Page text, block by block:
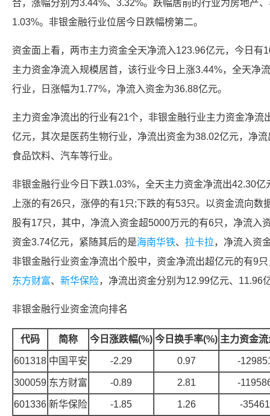
合，涨幅分别为3.44%、3.32%。跌幅居前的行业为房地产、
1.03%。 非银金融行业位居今日跌幅榜第二。
资金面上看，两市主力资金全天净流入123.96亿元，今日有
主力资金净流入规模居首，该行业今日上涨3.44%，全天净
行业，日涨幅为1.77%，净流入资金为36.88亿元。
主力资金净流出的行业有21个， 非银金融行业主力资金净流
亿元，其次是 医药生物行业，净流出资金为38.02亿元，净
食品饮料、 汽车等行业。
非银金融行业今日下跌1.03%，全天主力资金净流出42.30
上涨的有26只，涨停的有1只;下跌的有53只。以资金流向
股有17只，其中，净流入资金超5000万元的有6只，净流入
资金3.74亿元，紧随其后的是海南华铁、 拉卡拉，净流入资
非银金融行业资金净流出个股中，资金净流出超亿元的有9
东方财富、 新华保险，净流出资金分别为12.99亿元、11.96
非银金融行业资金流向排名
代码 简称 今日涨跌幅(%) 今日换手率(%) 主力资金
601318 中国平安 -2.29 0.97 -
300059 东方财富 -0.89 2.81 -
601336 新华保险 -1.85 1.26 -